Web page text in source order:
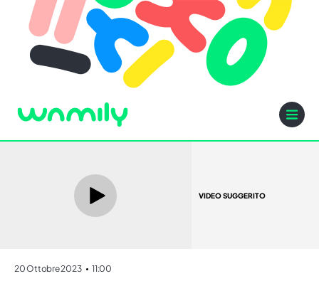
VIDEO SUGGERITO
20 Ottobre 2023 11:00